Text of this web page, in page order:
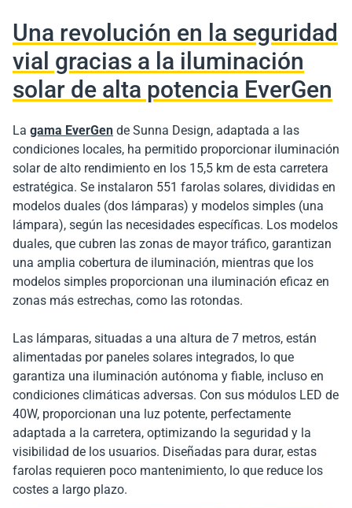
Una revolución en la seguridad
vial gracias a la iluminación
solar de alta potencia EverGen
La gama EverGen de Sunna Design, adaptada a las
condiciones locales, ha permitido proporcionar iluminación
solar de alto rendimiento en los 15,5 km de esta carretera
estratégica. Se instalaron 551 farolas solares, divididas en
modelos duales (dos lámparas) y modelos simples (una
lámpara), según las necesidades específicas. Los modelos
duales, que cubren las zonas de mayor tráfico, garantizan
una amplia cobertura de iluminación, mientras que los
modelos simples proporcionan una iluminación eficaz en
zonas más estrechas, como las rotondas.
Las lámparas, situadas a una altura de 7 metros, están
alimentadas por paneles solares integrados, lo que
garantiza una iluminación autónoma y fiable, incluso en
condiciones climáticas adversas. Con sus módulos LED de
40W, proporcionan una luz potente, perfectamente
adaptada a la carretera, optimizando la seguridad y la
visibilidad de los usuarios. Diseñadas para durar, estas
farolas requieren poco mantenimiento, lo que reduce los
costes a largo plazo.